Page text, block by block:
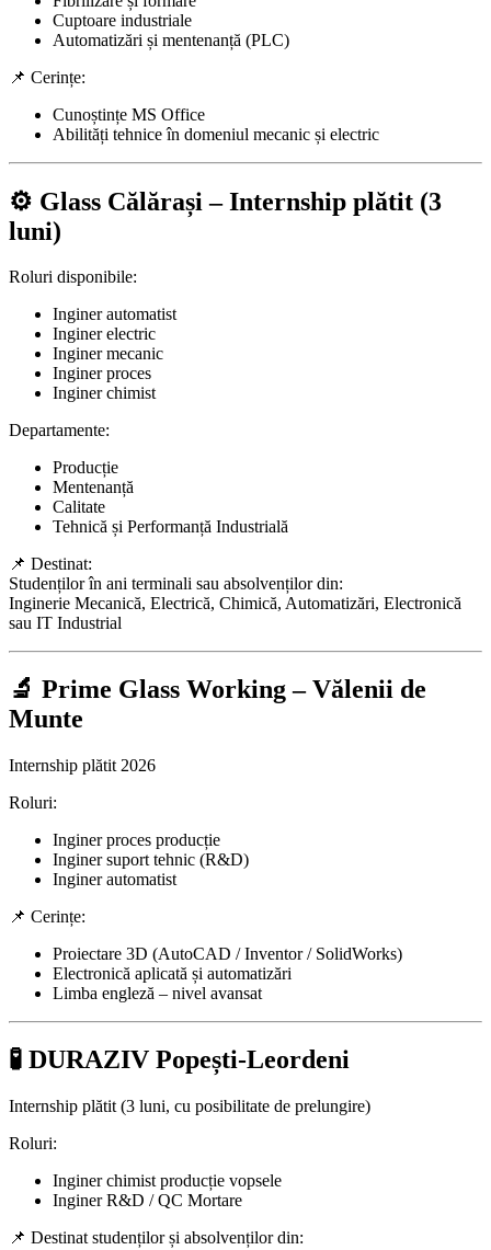
Cuptoare industriale
Automatizări și mentenanță (PLC)
📌 Cerințe:
Cunoștințe MS Office
Abilități tehnice în domeniul mecanic și electric
⚙️ Glass Călărași – Internship plătit (3
luni)
Roluri disponibile:
Inginer automatist
Inginer electric
Inginer mecanic
Inginer proces
Inginer chimist
Departamente:
Producție
Mentenanță
Calitate
Tehnică și Performanță Industrială
📌 Destinat:
Studenților în ani terminali sau absolvenților din:
Inginerie Mecanică, Electrică, Chimică, Automatizări, Electronică
sau IT Industrial
🔬 Prime Glass Working – Vălenii de
Munte
Internship plătit 2026
Roluri:
Inginer proces producție
Inginer suport tehnic (R&D)
Inginer automatist
📌 Cerințe:
Proiectare 3D (AutoCAD / Inventor / SolidWorks)
Electronică aplicată și automatizări
Limba engleză – nivel avansat
🧪 DURAZIV Popești-Leordeni
Internship plătit (3 luni, cu posibilitate de prelungire)
Roluri:
Inginer chimist producție vopsele
Inginer R&D / QC Mortare
📌 Destinat studenților și absolvenților din: